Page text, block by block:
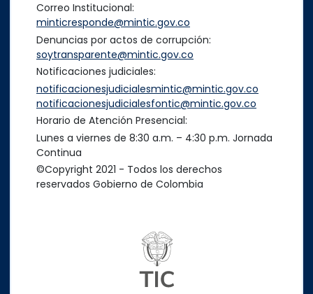
Correo Institucional:
minticresponde@mintic.gov.co
Denuncias por actos de corrupción:
soytransparente@mintic.gov.co
Notificaciones judiciales:
notificacionesjudicialesmintic@mintic.gov.co
notificacionesjudicialesfontic@mintic.gov.co
Horario de Atención Presencial:
Lunes a viernes de 8:30 a.m. – 4:30 p.m. Jornada
Continua
©Copyright 2021 - Todos los derechos
reservados Gobierno de Colombia